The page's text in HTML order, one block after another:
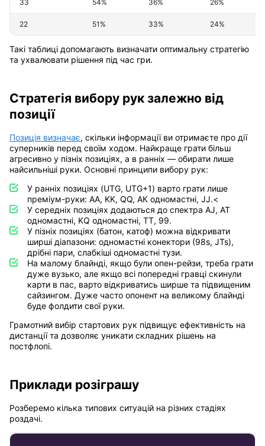
33 54% 36% 26%
22 51% 33% 24%
Такі таблиці допомагають визначати оптимальну стратегію
та ухвалювати рішення під час гри.
Стратегія вибору рук залежно від
позиції
Позиція визначає, скільки інформації ви отримаєте про дії
суперників перед своїм ходом. Найкраще грати більш
агресивно у пізніх позиціях, а в ранніх — обирати лише
найсильніші руки. Основні принципи вибору рук:
У ранніх позиціях (UTG, UTG+1) варто грати лише
преміум-руки: AA, KK, QQ, АК одномастні, JJ.<
У середніх позиціях додаються до спектра AJ, AT
одномастні, KQ одномастні, TT, 99.
У пізніх позиціях (батон, катоф) можна відкривати
ширші діапазони: одномастні конектори (98s, JTs),
дрібні пари, слабкіші одномастні тузи.
На малому блайнді, якщо були опен-рейзи, треба грати
дуже вузько, але якщо всі попередні гравці скинули
карти в пас, варто відкриватись ширше та підвищеним
сайзингом. Дуже часто опонент на великому блайнді
буде фолдити свої руки.
Грамотний вибір стартових рук підвищує ефективність на
дистанції та дозволяє уникати складних рішень на
постфлопі.
Приклади розіграшу
Розберемо кілька типових ситуацій на різних стадіях
роздачі.